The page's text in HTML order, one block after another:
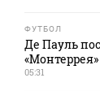
ФУТБОЛ
Де Пауль
«Монтеррея»
05:31